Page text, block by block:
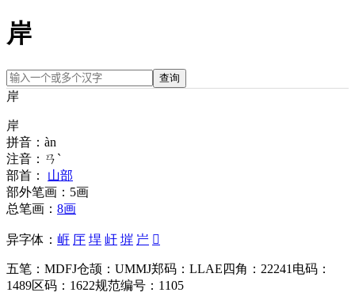
岸
查询
岸
岸
拼音： àn
注音： ㄢˋ
部首：
山部
部外笔画： 5画
总笔画： 8画
异字体： 㟁 厈 垾 屽 堓 屵 𡵃
五笔： MDFJ仓颉： UMMJ郑码： LLAE 四角： 22241 电码：
1489区码： 1622规范编号： 1105